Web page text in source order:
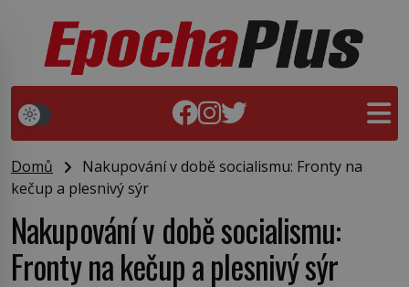
Domů
Nakupování v době socialismu: Fronty na
kečup a plesnivý sýr
Nakupování v době socialismu:
Fronty na kečup a plesnivý sýr